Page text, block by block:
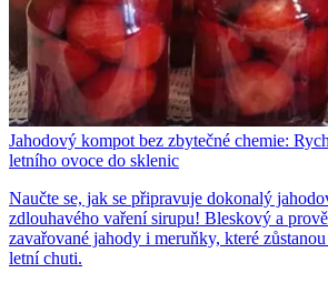
Jahodový kompot bez zbytečné chemie:
letního ovoce do sklenic
Naučte se, jak se připravuje dokonalý
zdlouhavého vaření sirupu! Bleskový a
zavařované jahody i meruňky, které
letní chuti.